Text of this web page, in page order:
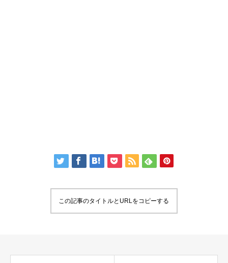
この記事のタイトルとURLをコピーする